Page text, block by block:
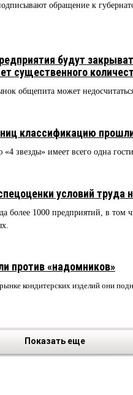
обращение к
будут
существенного
общепита может
классификацию
звезды» имеет всего одна
условий труда
более 1000 предприятий, в том
против «надомников»
кондитерских изделий они
Показать еще